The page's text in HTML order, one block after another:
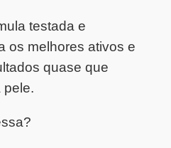
testada e
os melhores ativos e
quase que
pele.